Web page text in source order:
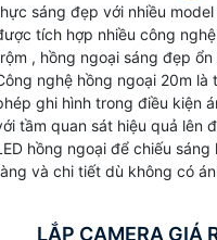
dụng camera dahua
lựa chọn tốt nhất bởi
mềm camera
không chuyên.
【CHỌN CAMERA
sáng đẹp với nhiều
tích hợp nhiều công
, hồng ngoại sáng đẹp ổn
nghệ hồng ngoại 20m là
ghi hình trong điều kiện
tầm quan sát hiệu quả lên
hồng ngoại để chiếu
và chi tiết dù không có
LẮP CAMERA GIÁ